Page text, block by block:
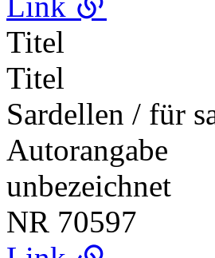
Titel
Titel
Sardellen / für
Autorangabe
unbezeichnet
NR 70597